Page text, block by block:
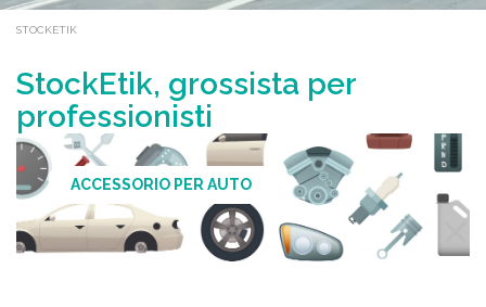
STOCKETIK
StockEtik, grossista per
professionisti
ACCESSORIO PER AUTO